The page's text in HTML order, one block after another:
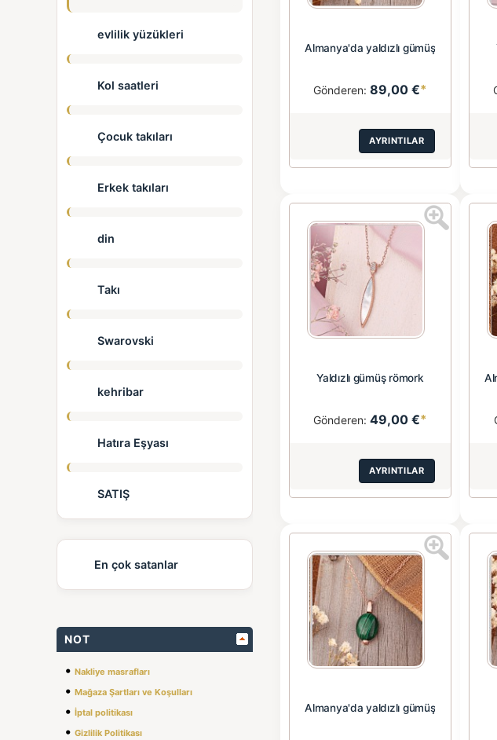
evlilik yüzükleri
Kol saatleri
Çocuk takıları
Erkek takıları
din
Takı
Swarovski
kehribar
Hatıra Eşyası
SATIŞ
En çok satanlar
NOT
• Nakliye masrafları
• Mağaza Şartları ve Koşulları
• İptal politikası
• Gizlilik Politikası
Almanya'da yaldızlı gümüş
Gönderen: 89,00 €*
AYRINTILAR
Yaldızlı gümüş römork
Gönderen: 49,00 €*
AYRINTILAR
Almanya'da yaldızlı gümüş